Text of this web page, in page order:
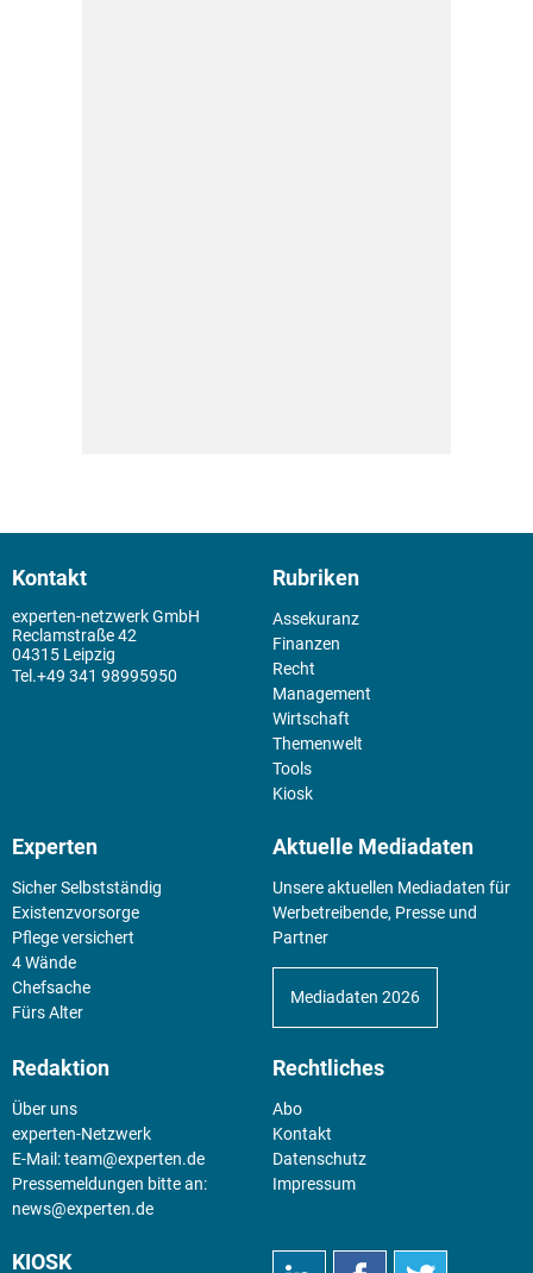
Kontakt
experten-netzwerk GmbH
Reclamstraße 42
04315 Leipzig
+49 341 98995950
Rubriken
Assekuranz
Finanzen
Recht
Management
Wirtschaft
Themenwelt
Tools
Kiosk
Experten
Sicher Selbstständig
Existenz­vorsorge
Pflege versichert
4 Wände
Chefsache
Fürs Alter
Aktuelle Mediadaten
Unsere aktuellen Mediadaten für
Werbetreibende, Presse und
Partner
Mediadaten 2026
Redaktion
Über uns
experten-Netzwerk
E-Mail:team@experten.de
Pressemeldungen bitte an:
news@experten.de
Rechtliches
Abo
Kontakt
Datenschutz
Impressum
KIOSK